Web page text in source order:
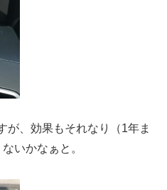
が、効果もそれなり（1年ま
いかなぁと。